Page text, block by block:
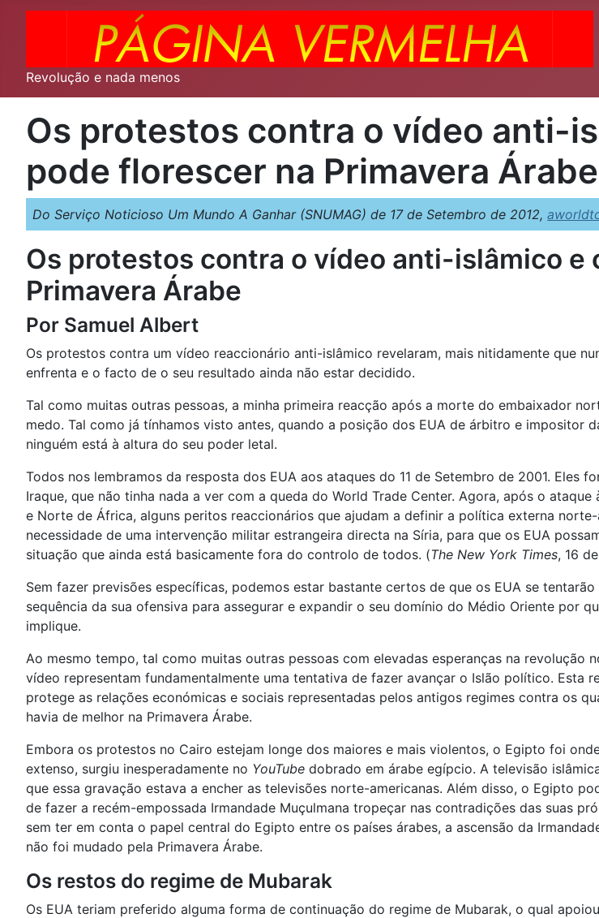
Revolução e nada menos
Os protestos contra o vídeo anti-
pode florescer na Primavera Árabe
Do Serviço Noticioso Um Mundo A Ganhar (SNUMAG) de 17 de Setembro de 2012,
Os protestos contra o vídeo anti-islâmico e
Primavera Árabe
Por Samuel Albert
Os protestos contra um vídeo reaccionário anti-islâmico revelaram, mais nitidamente que
enfrenta e o facto de o seu resultado ainda não estar decidido.
Tal como muitas outras pessoas, a minha primeira reacção após a morte do embaixador
medo. Tal como já tínhamos visto antes, quando a posição dos EUA de árbitro e impositor
ninguém está à altura do seu poder letal.
Todos nos lembramos da resposta dos EUA aos ataques do 11 de Setembro de 2001. Eles
Iraque, que não tinha nada a ver com a queda do World Trade Center. Agora, após o
e Norte de África, alguns peritos reaccionários que ajudam a definir a política externa
necessidade de uma intervenção militar estrangeira directa na Síria, para que os EUA
situação que ainda está basicamente fora do controlo de todos. (The New York Times, 16
Sem fazer previsões específicas, podemos estar bastante certos de que os EUA se
sequência da sua ofensiva para assegurar e expandir o seu domínio do Médio Oriente por
implique.
Ao mesmo tempo, tal como muitas outras pessoas com elevadas esperanças na
vídeo representam fundamentalmente uma tentativa de fazer avançar o Islão político.
protege as relações económicas e sociais representadas pelos antigos regimes contra os
havia de melhor na Primavera Árabe.
Embora os protestos no Cairo estejam longe dos maiores e mais violentos, o Egipto foi
extenso, surgiu inesperadamente no YouTube dobrado em árabe egípcio. A televisão
que essa gravação estava a encher as televisões norte-americanas. Além disso, o Egipto
de fazer a recém-empossada Irmandade Muçulmana tropeçar nas contradições das suas
sem ter em conta o papel central do Egipto entre os países árabes, a ascensão da
não foi mudado pela Primavera Árabe.
Os restos do regime de Mubarak
Os EUA teriam preferido alguma forma de continuação do regime de Mubarak, o qual